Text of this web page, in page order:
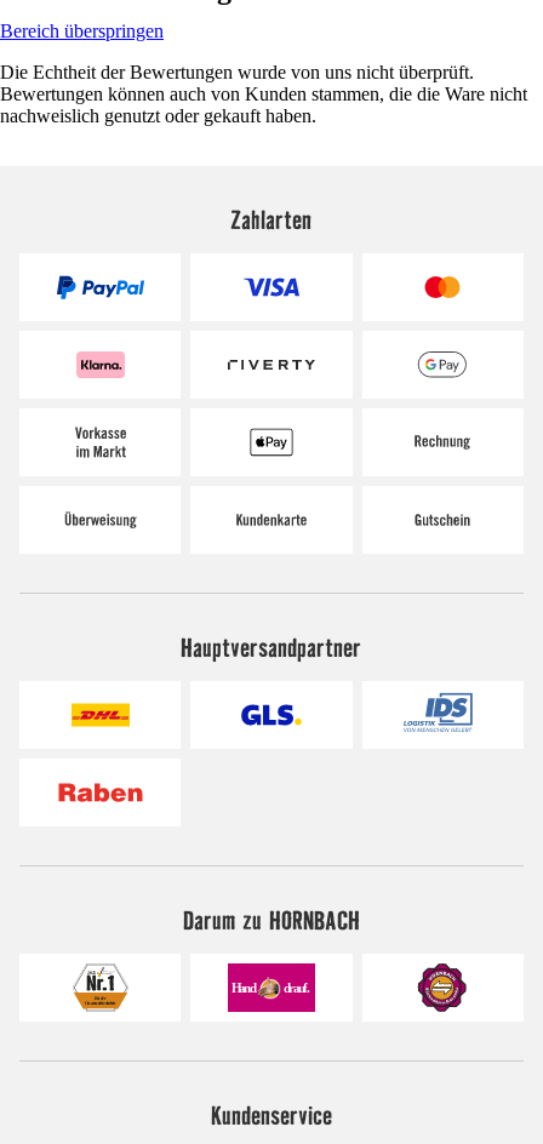
Bereich überspringen
Die Echtheit der Bewertungen wurde von uns nicht überprüft.
Bewertungen können auch von Kunden stammen, die die Ware nicht
nachweislich genutzt oder gekauft haben.
Zahlarten
Hauptversandpartner
Darum zu HORNBACH
Kundenservice